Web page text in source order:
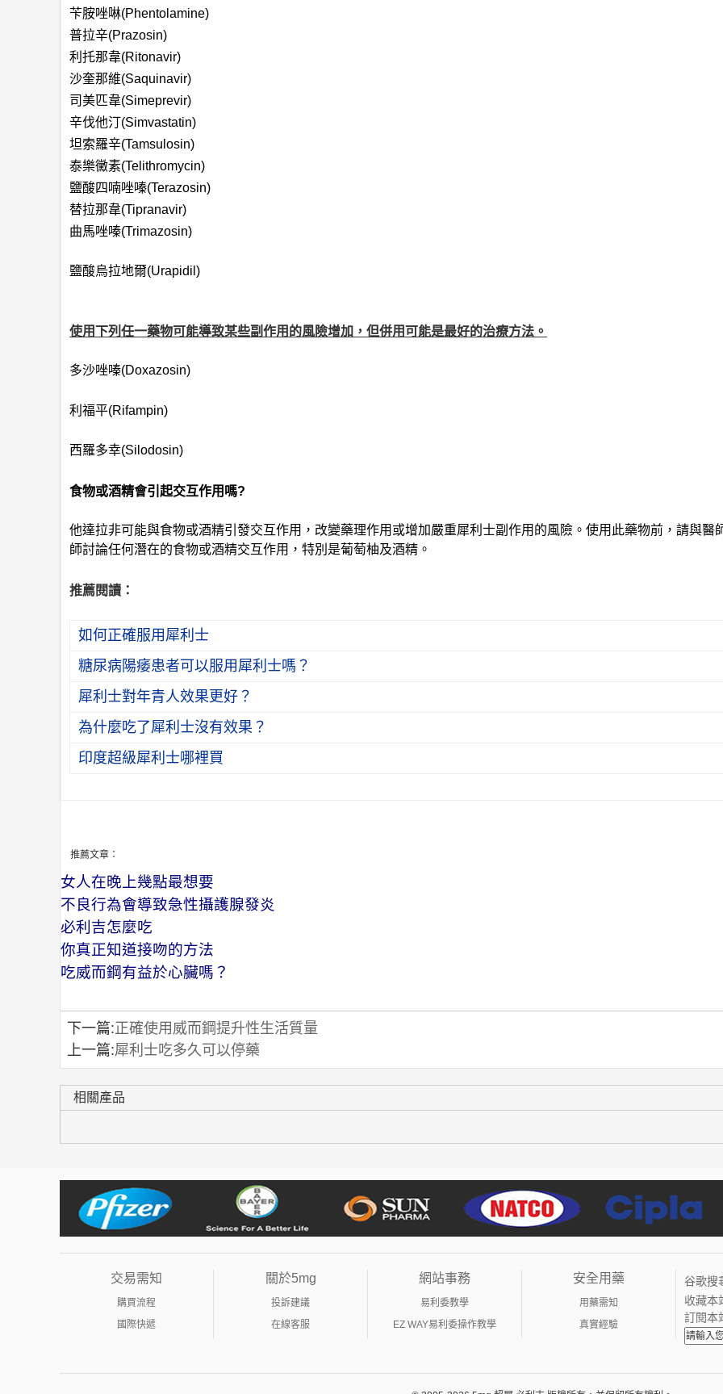
苄胺唑啉(Phentolamine)
普拉辛(Prazosin)
利托那韋(Ritonavir)
沙奎那維(Saquinavir)
司美匹韋(Simeprevir)
辛伐他汀(Simvastatin)
坦索羅辛(Tamsulosin)
泰樂黴素(Telithromycin)
鹽酸四喃唑嗪(Terazosin)
替拉那韋(Tipranavir)
曲馬唑嗪(Trimazosin)
鹽酸烏拉地爾(Urapidil)
使用下列任一藥物可能導致某些副作用的風險增加，但併用可能是最好的治療方法。
多沙唑嗪(Doxazosin)
利福平(Rifampin)
西羅多幸(Silodosin)
食物或酒精會引起交互作用嗎?
他達拉非可能與食物或酒精引發交互作用，改變藥理作用或增加嚴重犀利士副作用的風險。使用此藥物前，請與醫
師討論任何潛在的食物或酒精交互作用，特別是葡萄柚及酒精。
推薦閱讀：
如何正確服用犀利士
糖尿病陽痿患者可以服用犀利士嗎？
犀利士對年青人效果更好？
為什麼吃了犀利士沒有效果？
印度超級犀利士哪裡買
推薦文章：
女人在晚上幾點最想要
不良行為會導致急性攝護腺發炎
必利吉怎麼吃
你真正知道接吻的方法
吃威而鋼有益於心臟嗎？
下一篇:正確使用威而鋼提升性生活質量
上一篇:犀利士吃多久可以停藥
相關產品
交易需知
購買流程
國際快遞
關於5mg
投訴建議
在線客服
網站事務
易利委教學
EZ WAY易利委操作教學
安全用藥
用藥需知
真實經驗
谷歌搜
收藏本
訂閱本